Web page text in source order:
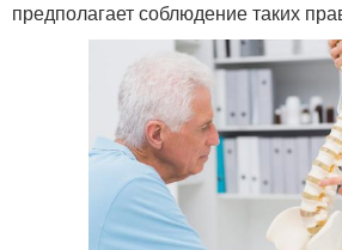
предполагает соблюдение таких